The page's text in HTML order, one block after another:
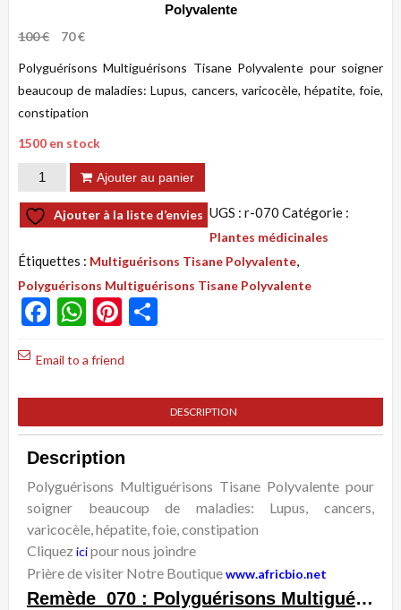
Polyvalente
100€
Le
initial
était :
100 €.
70€
actuel
est :
Polyguérisons Multiguérisons Tisane Polyvalente pour soigner
beaucoup de maladies: Lupus, cancers, varicocèle, hépatite, foie,
constipation
1500 en stock
quantité
de
Remède
:
Polyguérisons Multiguérisons Tisane
Polyvalente
Ajouter au panier
Ajouter à la liste d’envies UGS : r-070 Catégorie :
Plantes médicinales
Étiquettes : Multiguérisons Tisane Polyvalente,
Polyguérisons Multiguérisons Tisane Polyvalente
Facebook
WhatsApp
Pinterest
Email to a friend
DESCRIPTION
Description
Polyguérisons Multiguérisons Tisane Polyvalente pour
soigner beaucoup de maladies: Lupus, cancers,
varicocèle, hépatite, foie, constipation
Cliquez icipour nous joindre
Prière de visiter Notre Boutiquewww.africbio.net
Remède 070 : Polyguérisons Multiguérisons Tisane Polyvalente